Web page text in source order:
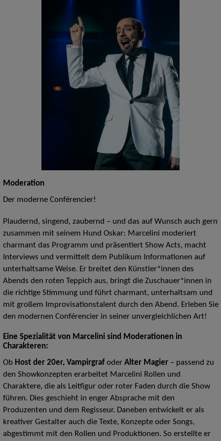
Moderation
Der moderne Conférencier!
Plaudernd, singend, zaubernd – und das auf Wunsch auch gern
zusammen mit seinem Hund Oskar: Marcelini moderiert
charmant das Programm und präsentiert Show Acts, macht
Interviews und vermittelt dem Publikum Informationen auf
unterhaltsame Weise. Er breitet den Künstler*innen des
Abends den roten Teppich aus, bringt die Zuschauer*innen in
die richtige Stimmung und führt charmant, unterhaltsam und
mit großem Improvisationstalent durch den Abend. Erleben Sie
den modernen Conférencier in seiner unvergleichlichen Art!
Eine Spezialität von Marcelini sind Moderationen in
Charakteren:
ObHost der 20er, VampirgrafoderAlter Magier – passend zu
den Showkonzepten erarbeitet Marcelini Rollen und
Charaktere, die als Leitfigur oder roter Faden durch die Show
führen. Dies geschieht in enger Absprache mit den
Produzenten und dem Regisseur. Daneben entwickelt er als
kreativer Gestalter auch die Texte, Konzepte oder Songs,
abgestimmt mit den Rollen und Produktionen. So erstellte er